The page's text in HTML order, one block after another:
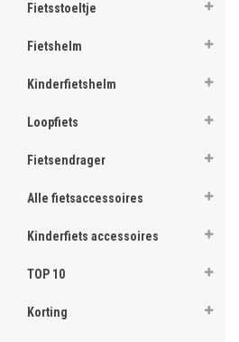
Fietsstoeltje
Fietshelm
Kinderfietshelm
Loopfiets
Fietsendrager
Alle fietsaccessoires
Kinderfiets accessoires
TOP 10
Korting